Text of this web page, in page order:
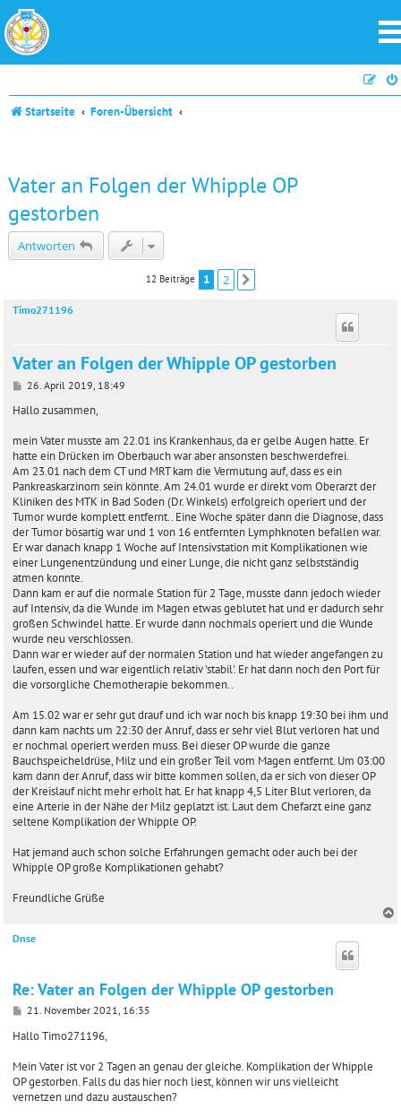
Startseite Foren-Übersicht
Vater an Folgen der Whipple OP
gestorben
Antworten
12 Beiträge 1 2
Timo271196
Vater an Folgen der Whipple OP gestorben
B
i
a
g
26. April 2019, 18:49
Hallo zusammen,
mein Vater musste am 22.01 ins Krankenhaus, da er gelbe Augen hatte. Er
hatte ein Drücken im Oberbauch war aber ansonsten beschwerdefrei.
Am 23.01 nach dem CT und MRT kam die Vermutung auf, dass es ein
Pankreaskarzinom sein könnte. Am 24.01 wurde er direkt vom Oberarzt der
Kliniken des MTK in Bad Soden (Dr. Winkels) erfolgreich operiert und der
Tumor wurde komplett entfernt.. Eine Woche später dann die Diagnose, dass
der Tumor bösartig war und 1 von 16 entfernten Lymphknoten befallen war.
Er war danach knapp 1 Woche auf Intensivstation mit Komplikationen wie
einer Lungenentzündung und einer Lunge, die nicht ganz selbstständig
atmen konnte.
Dann kam er auf die normale Station für 2 Tage, musste dann jedoch wieder
auf Intensiv, da die Wunde im Magen etwas geblutet hat und er dadurch sehr
großen Schwindel hatte. Er wurde dann nochmals operiert und die Wunde
wurde neu verschlossen.
Dann war er wieder auf der normalen Station und hat wieder angefangen zu
laufen, essen und war eigentlich relativ 'stabil'. Er hat dann noch den Port für
die vorsorgliche Chemotherapie bekommen..
Am 15.02 war er sehr gut drauf und ich war noch bis knapp 19:30 bei ihm und
dann kam nachts um 22:30 der Anruf, dass er sehr viel Blut verloren hat und
er nochmal operiert werden muss. Bei dieser OP wurde die ganze
Bauchspeicheldrüse, Milz und ein großer Teil vom Magen entfernt. Um 03:00
kam dann der Anruf, dass wir bitte kommen sollen, da er sich von dieser OP
der Kreislauf nicht mehr erholt hat. Er hat knapp 4,5 Liter Blut verloren, da
eine Arterie in der Nähe der Milz geplatzt ist. Laut dem Chefarzt eine ganz
seltene Komplikation der Whipple OP.
Hat jemand auch schon solche Erfahrungen gemacht oder auch bei der
Whipple OP große Komplikationen gehabt?
Freundliche Grüße
Dnse
Re: Vater an Folgen der Whipple OP gestorben
B
i
a
g
21. November 2021, 16:35
Hallo Timo271196,
Mein Vater ist vor 2 Tagen an genau der gleiche. Komplikation der Whipple
OP gestorben. Falls du das hier noch liest, können wir uns vielleicht
vernetzen und dazu austauschen?